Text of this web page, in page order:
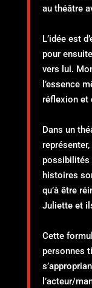
au théâtre
L’idée est
pour
vers lui.
l’essence
réflexion et
Dans un
possibilités
histoires
qu’à être
Juliette et
Cette
personnes
l’acteur/